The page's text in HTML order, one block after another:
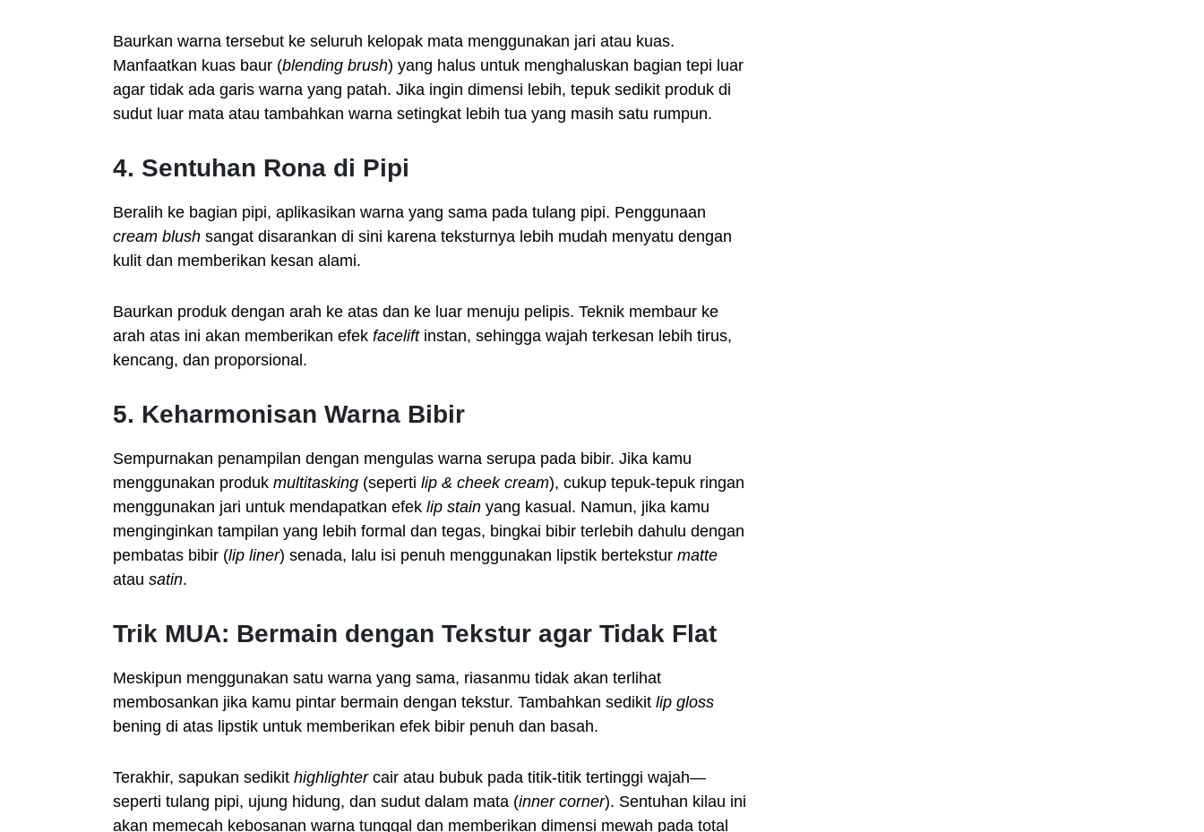
Baurkan warna tersebut ke seluruh kelopak mata menggunakan jari atau kuas.
Manfaatkan kuas baur (blending brush) yang halus untuk menghaluskan bagian tepi luar
agar tidak ada garis warna yang patah. Jika ingin dimensi lebih, tepuk sedikit produk di
sudut luar mata atau tambahkan warna setingkat lebih tua yang masih satu rumpun.
4. Sentuhan Rona di Pipi
Beralih ke bagian pipi, aplikasikan warna yang sama pada tulang pipi. Penggunaan
cream blush sangat disarankan di sini karena teksturnya lebih mudah menyatu dengan
kulit dan memberikan kesan alami.
Baurkan produk dengan arah ke atas dan ke luar menuju pelipis. Teknik membaur ke
arah atas ini akan memberikan efek faceliftinstan, sehingga wajah terkesan lebih tirus,
kencang, dan proporsional.
5. Keharmonisan Warna Bibir
Sempurnakan penampilan dengan mengulas warna serupa pada bibir. Jika kamu
menggunakan produk multitasking (seperti lip & cheek cream), cukup tepuk-tepuk ringan
menggunakan jari untuk mendapatkan efek lip stain yang kasual. Namun, jika kamu
menginginkan tampilan yang lebih formal dan tegas, bingkai bibir terlebih dahulu dengan
pembatas bibir (lip liner) senada, lalu isi penuh menggunakan lipstik bertekstur matte
atau satin.
Trik MUA: Bermain dengan Tekstur agar Tidak Flat
Meskipun menggunakan satu warna yang sama, riasanmu tidak akan terlihat
membosankan jika kamu pintar bermain dengan tekstur. Tambahkan sedikit lip gloss
bening di atas lipstik untuk memberikan efek bibir penuh dan basah.
Terakhir, sapukan sedikit highlightercair atau bubuk pada titik-titik tertinggi wajah—
seperti tulang pipi, ujung hidung, dan sudut dalam mata (inner corner). Sentuhan kilau ini
akan memecah kebosanan warna tunggal dan memberikan dimensi mewah pada total